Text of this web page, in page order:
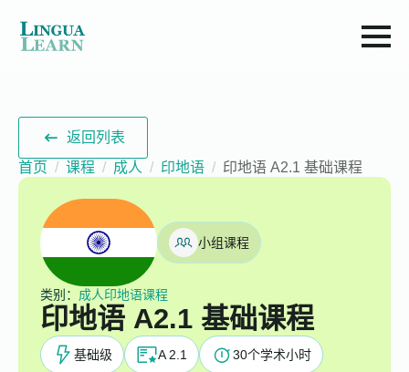
返回列表
首页
课程 成人 印地语 印地语 A2.1 基础课程
小组课程
类别： 成人印地语课程
印地语 A2.1 基础课程
基础级 A 2.1 30个学术小时